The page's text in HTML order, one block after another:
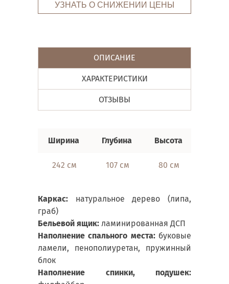
УЗНАТЬ О СНИЖЕНИИ ЦЕНЫ
ОПИСАНИЕ
ХАРАКТЕРИСТИКИ
ОТЗЫВЫ
Ширина Глубина Высота
242 см 107 см 80 см
Каркас: натуральное дерево (липа,
граб)
Бельевой ящик: ламинированная ДСП
Наполнение спального места:буковые
ламели, пенополиуретан, пружинный
блок
Наполнение спинки, подушек: